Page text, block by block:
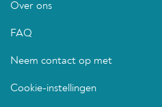
Over ons
FAQ
Neem contact op met
Cookie-instellingen